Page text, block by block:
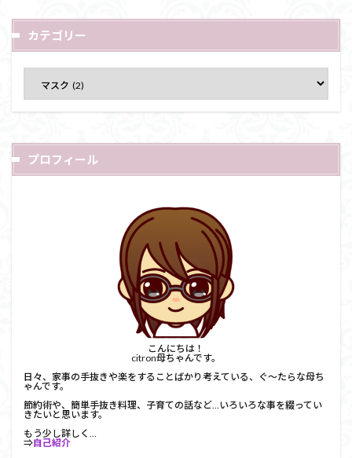
カテゴリー
プロフィール
こんにちは！
citron母ちゃんです。
日々、家事の手抜きや楽をすることばかり考えている、ぐ～たらな母ち
ゃんです。
節約術や、簡単手抜き料理、子育ての話など…いろいろな事を綴ってい
きたいと思います。
もう少し詳しく…
⇒自己紹介